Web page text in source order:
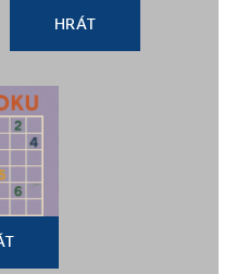
HRÁT